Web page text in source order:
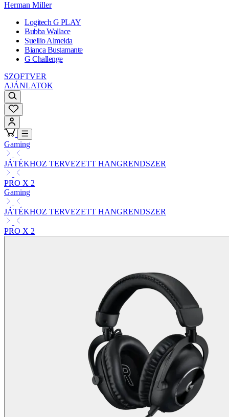
Herman Miller
Logitech G PLAY
Bubba Wallace
Suellio Almeida
Bianca Bustamante
G Challenge
SZOFTVER
AJÁNLATOK
Gaming
JÁTÉKHOZ TERVEZETT HANGRENDSZER
PRO X 2
Gaming
JÁTÉKHOZ TERVEZETT HANGRENDSZER
PRO X 2